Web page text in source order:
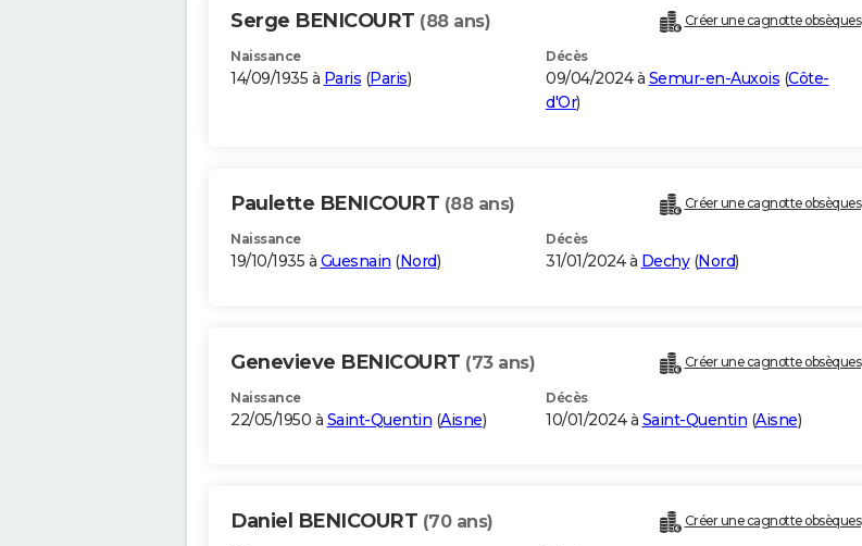
Serge BENICOURT (88 ans) Créer une cagnotte obsèques
Naissance
14/09/1935 à Paris (Paris)
Décès
09/04/2024 à Semur-en-Auxois (Côte-
d'Or)
Paulette BENICOURT (88 ans) Créer une cagnotte obsèques
Naissance
19/10/1935 à Guesnain (Nord)
Décès
31/01/2024 à Dechy(Nord)
Genevieve BENICOURT (73 ans) Créer une cagnotte obsèques
Naissance
22/05/1950 à Saint-Quentin (Aisne)
Décès
10/01/2024 à Saint-Quentin (Aisne)
Daniel BENICOURT (70 ans) Créer une cagnotte obsèques